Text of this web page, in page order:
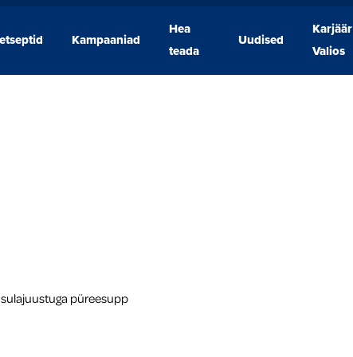
Kampaaniad
Hea
teada
Uudised
Karjäär
Valios
Kampaaniad
teada
Uudised
Karjäär
Valios